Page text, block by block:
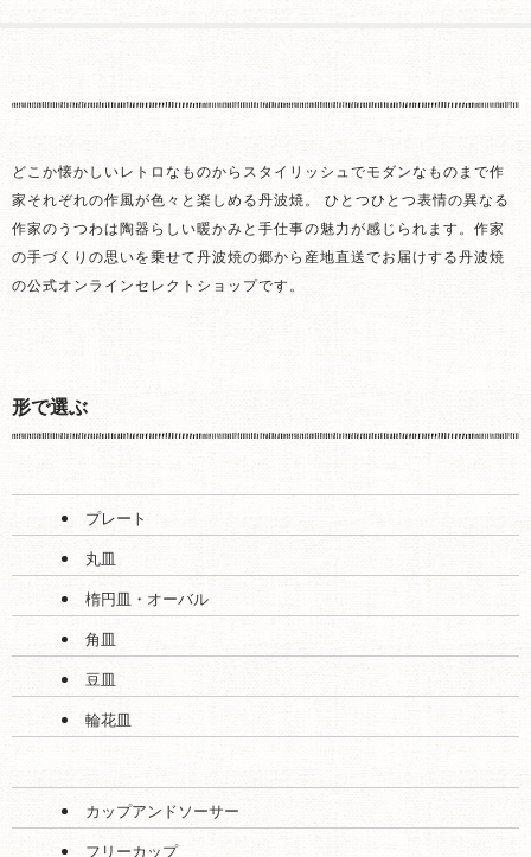
家それぞれの作風が色々と楽しめる丹波焼。 ひとつひとつ表情の異なる
の手づくりの思いを乗せて丹波焼の郷から産地直送でお届けする丹波焼
の公式オンラインセレクトショップです。
形で選ぶ
プレート
丸皿
楕円皿・オーバル
角皿
豆皿
カップアンドソーサー